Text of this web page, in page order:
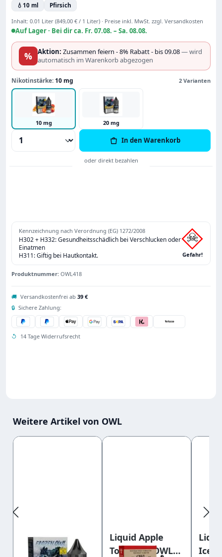
💧 10 ml Pfirsich
Inhalt: 0.01 Liter (849,00 € / 1 Liter) · Preise inkl. MwSt. zzgl. Versandkosten
Auf Lager · Bei dir ca. Fr. 07.08. – Sa. 08.08.
% Aktion: Zusammen feiern - 8% Rabatt - bis 09.08— wird
automatisch im Warenkorb abgezogen
Nikotinstärke: 10 mg 2 Varianten
10 mg 20 mg
Produkt Anzahl: Gib den gewünschten
In den Warenkorb
Kennzeichnung nach Verordnung (EG) 1272/2008
H302 + H332: Gesundheitsschädlich bei Verschlucken oder
Einatmen
H311: Giftig bei Hautkontakt.
Gefahr!
Produktnummer: OWL418
🚚 Versandkostenfrei ab 39 €
🔒 Sichere Zahlung:
↺ 14 Tage Widerrufsrecht
Weitere Artikel von OWL
Produktgalerie überspringen
Frozen OWL
Nikotinsalz
Liquid Apple
Tobacco - OWL
Ice -